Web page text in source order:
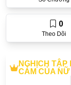
One Shot
Yaoi
NGHỊCH TẬP
CẢM CỦA NỮ
Theo Dõi
0